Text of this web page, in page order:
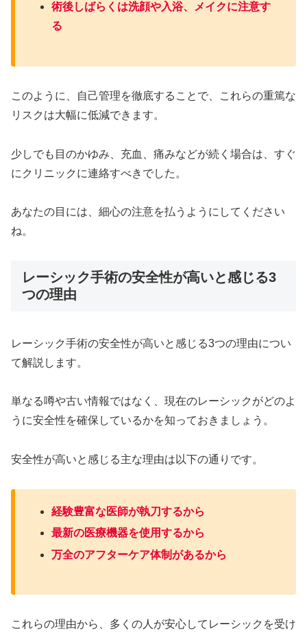
術後しばらくは洗顔や入浴、メイクに注意す
る
このように、自己管理を徹底することで、これらの重篤な
リスクは大幅に低減できます。
少しでも目のかゆみ、充血、痛みなどが続く場合は、すぐ
にクリニックに連絡すべきでした。
あなたの目には、細心の注意を払うようにしてください
ね。
レーシック手術の安全性が高いと感じる3
つの理由
レーシック手術の安全性が高いと感じる3つの理由につい
て解説します。
単なる噂や古い情報ではなく、現在のレーシックがどのよ
うに安全性を確保しているかを知っておきましょう。
安全性が高いと感じる主な理由は以下の通りです。
経験豊富な医師が執刀するから
最新の医療機器を使用するから
万全のアフターケア体制があるから
これらの理由から、多くの人が安心してレーシックを受け